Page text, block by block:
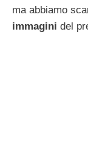
ma abbiamo
immagini del